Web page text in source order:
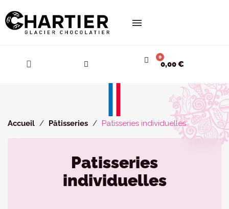
0,00 €
Accueil Pâtisseries Patisseries individuelles
Patisseries
individuelles